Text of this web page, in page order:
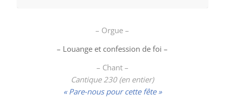
– Orgue –
– Louange et confession de foi –
– Chant –
Cantique 230 (en entier)
« Pare-nous pour cette fête »